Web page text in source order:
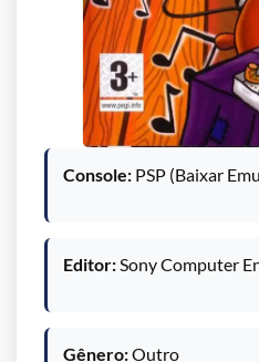
Console: PSP (Baixar
Editor: Sony Computer
Gênero:Outro